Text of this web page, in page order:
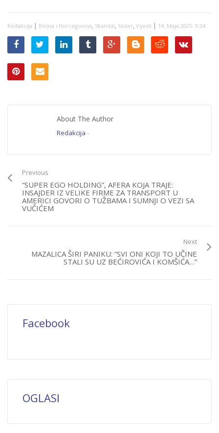
građanima…
Redakcija | Bosna i Hercegovina, Skandal, Slider, Vijesti | 14. Maja 2025. 9:24
About The Author
Redakcija -
Previous
“SUPER EGO HOLDING”, AFERA KOJA TRAJE:
INSAJDER IZ VELIKE FIRME ZA TRANSPORT U
AMERICI GOVORI O TUŽBAMA I SUMNJI O VEZI SA
VUČIĆEM
Next
MAZALICA ŠIRI PANIKU: “SVI ONI KOJI TO UČINE
STALI SU UZ BEĆIROVIĆA I KOMŠIĆA…”
Facebook
OGLASI